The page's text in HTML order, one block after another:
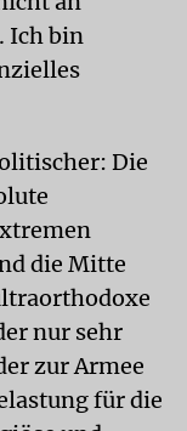
Ich bin
Die
die Mitte
nur sehr
zur Armee
für die